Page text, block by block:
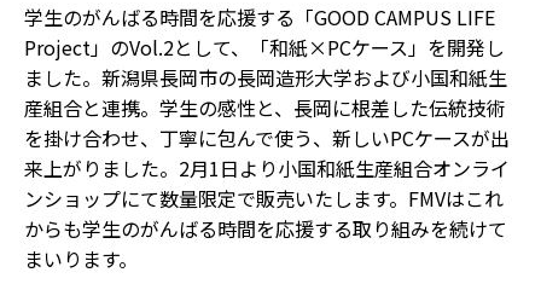
学生のがんばる時間を応援する「GOOD CAMPUS LIFE
Project」のVol.2として、「和紙×PCケース」を開発し
ました。新潟県長岡市の長岡造形大学および小国和紙生
産組合と連携。学生の感性と、長岡に根差した伝統技術
を掛け合わせ、丁寧に包んで使う、新しいPCケースが出
来上がりました。2月1日より小国和紙生産組合オンライ
ンショップにて数量限定で販売いたします。FMVはこれ
からも学生のがんばる時間を応援する取り組みを続けて
まいります。